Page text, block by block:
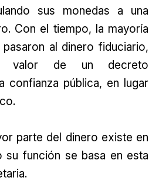
sus monedas a una
Con el tiempo, la mayoría
al dinero fiduciario,
valor de un decreto
confianza pública, en lugar
parte del dinero existe en
su función se basa en esta